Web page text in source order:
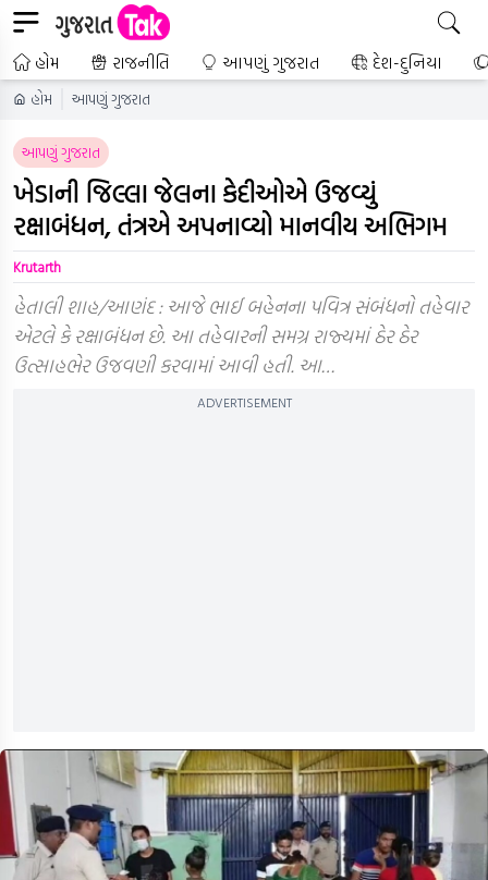
હોમ રાજનીતિ આપણું ગુજરાત દેશ-દુનિયા
હોમ આપણું ગુજરાત
આપણું ગુજરાત
ખેડાની જિલ્લા જેલના કેદીઓએ ઉજવ્યું
રક્ષાબંધન, તંત્રએ અપનાવ્યો માનવીય અભિગમ
Krutarth
હેતાલી શાહ/આણંદ : આજે ભાઈ બહેનના પવિત્ર સંબંધનો તહેવાર
એટલે કે રક્ષાબંધન છે. આ તહેવારની સમગ્ર રાજ્યમાં ઠેર ઠેર
ઉત્સાહભેર ઉજવણી કરવામાં આવી હતી. આ…
ADVERTISEMENT